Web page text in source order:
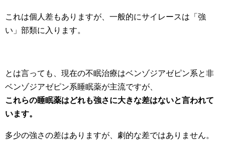
これは個人差もありますが、一般的にサイレースは「強
い」部類に入ります。
とは言っても、現在の不眠治療はベンゾジアゼピン系と非
ベンゾジアゼピン系睡眠薬が主流ですが、
これらの睡眠薬はどれも強さに大きな差はないと言われて
います。
多少の強さの差はありますが、劇的な差ではありません。